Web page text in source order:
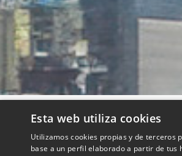
Esta web utiliza cookies
Utilizamos cookies propias y de terceros
base a un perfil elaborado a partir de tus